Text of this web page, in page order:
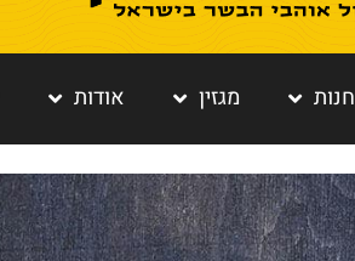
חנות מגזין אודות